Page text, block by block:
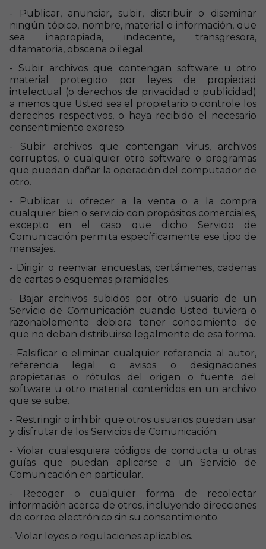
- Publicar, anunciar, subir, distribuir o diseminar
ningún tópico, nombre, material o información, que
sea inapropiada, indecente, transgresora,
difamatoria, obscena o ilegal.
- Subir archivos que contengan software u otro
material protegido por leyes de propiedad
intelectual (o derechos de privacidad o publicidad)
a menos que Usted sea el propietario o controle los
derechos respectivos, o haya recibido el necesario
consentimiento expreso.
- Subir archivos que contengan virus, archivos
corruptos, o cualquier otro software o programas
que puedan dañar la operación del computador de
otro.
- Publicar u ofrecer a la venta o a la compra
cualquier bien o servicio con propósitos comerciales,
excepto en el caso que dicho Servicio de
Comunicación permita específicamente ese tipo de
mensajes.
- Dirigir o reenviar encuestas, certámenes, cadenas
de cartas o esquemas piramidales.
- Bajar archivos subidos por otro usuario de un
Servicio de Comunicación cuando Usted tuviera o
razonablemente debiera tener conocimiento de
que no deban distribuirse legalmente de esa forma.
- Falsificar o eliminar cualquier referencia al autor,
referencia legal o avisos o designaciones
propietarias o rótulos del origen o fuente del
software u otro material contenidos en un archivo
que se sube.
- Restringir o inhibir que otros usuarios puedan usar
y disfrutar de los Servicios de Comunicación.
- Violar cualesquiera códigos de conducta u otras
guías que puedan aplicarse a un Servicio de
Comunicación en particular.
- Recoger o cualquier forma de recolectar
información acerca de otros, incluyendo direcciones
de correo electrónico sin su consentimiento.
- Violar leyes o regulaciones aplicables.